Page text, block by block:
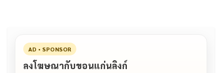
AD • SPONSOR
ลงโฆษณากับขอนแก่นลิงก์